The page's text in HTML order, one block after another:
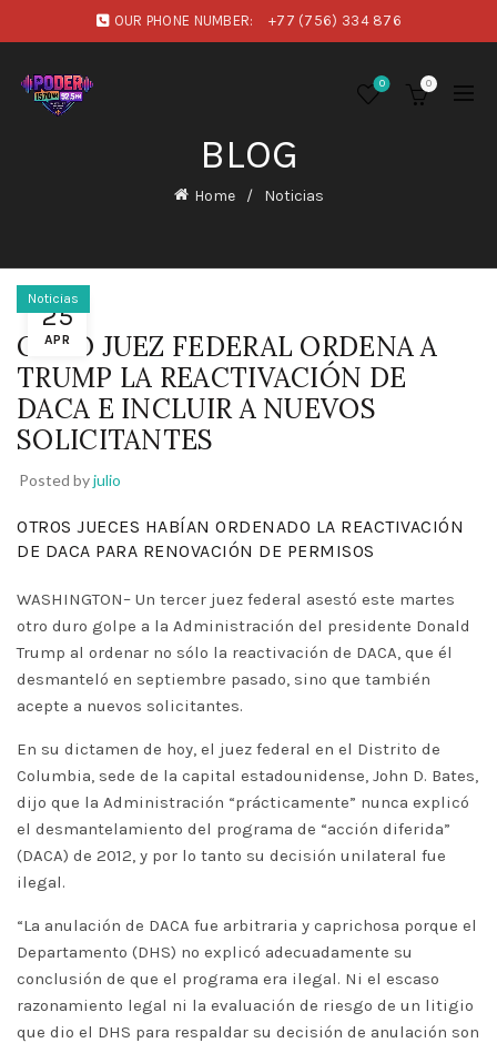
OUR PHONE NUMBER: +77 (756) 334 876
0 0
BLOG
Home Noticias
25
APR
Noticias
OTRO JUEZ FEDERAL ORDENA A
TRUMP LA REACTIVACIÓN DE
DACA E INCLUIR A NUEVOS
SOLICITANTES
Posted byjulio
OTROS JUECES HABÍAN ORDENADO LA REACTIVACIÓN
DE DACA PARA RENOVACIÓN DE PERMISOS
WASHINGTON– Un tercer juez federal asestó este martes
otro duro golpe a la Administración del presidente Donald
Trump al ordenar no sólo la reactivación de DACA, que él
desmanteló en septiembre pasado, sino que también
acepte a nuevos solicitantes.
En su dictamen de hoy, el juez federal en el Distrito de
Columbia, sede de la capital estadounidense, John D. Bates,
dijo que la Administración “prácticamente” nunca explicó
el desmantelamiento del programa de “acción diferida”
(DACA) de 2012, y por lo tanto su decisión unilateral fue
ilegal.
“La anulación de DACA fue arbitraria y caprichosa porque el
Departamento (DHS) no explicó adecuadamente su
conclusión de que el programa era ilegal. Ni el escaso
razonamiento legal ni la evaluación de riesgo de un litigio
que dio el DHS para respaldar su decisión de anulación son